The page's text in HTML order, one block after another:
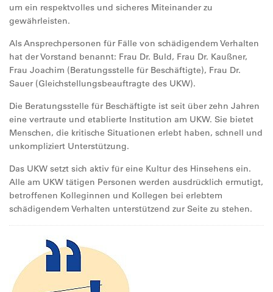
um ein respektvolles und sicheres Miteinander zu
gewährleisten.
Als Ansprechpersonen für Fälle von schädigendem Verhalten
hat der Vorstand benannt: Frau Dr. Buld, Frau Dr. Kaußner,
Frau Joachim (Beratungsstelle für Beschäftigte), Frau Dr.
Sauer (Gleichstellungsbeauftragte des UKW).
Die Beratungsstelle für Beschäftigte ist seit über zehn Jahren
eine vertraute und etablierte Institution am UKW. Sie bietet
Menschen, die kritische Situationen erlebt haben, schnell und
unkompliziert Unterstützung.
Das UKW setzt sich aktiv für eine Kultur des Hinsehens ein.
Alle am UKW tätigen Personen werden ausdrücklich ermutigt,
betroffenen Kolleginnen und Kollegen bei erlebtem
schädigendem Verhalten unterstützend zur Seite zu stehen.